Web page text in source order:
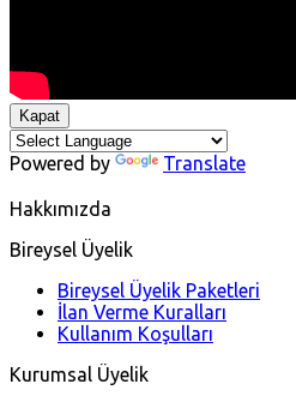
Kapat
Powered by Translate
Hakkımızda
Bireysel Üyelik
Bireysel Üyelik Paketleri
İlan Verme Kuralları
Kullanım Koşulları
Kurumsal Üyelik